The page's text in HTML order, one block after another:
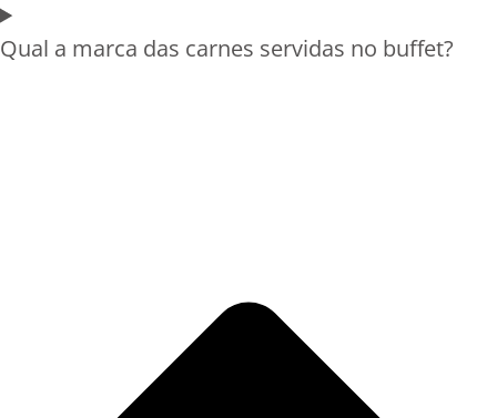
Qual a marca das carnes servidas no buffet?